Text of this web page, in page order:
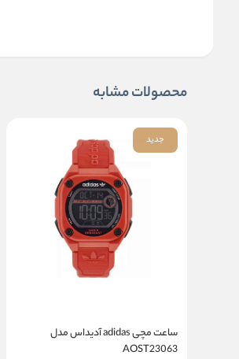
محصولات مشابه
جدید
ساعت مچی adidas آدیداس مدل
AOST23063